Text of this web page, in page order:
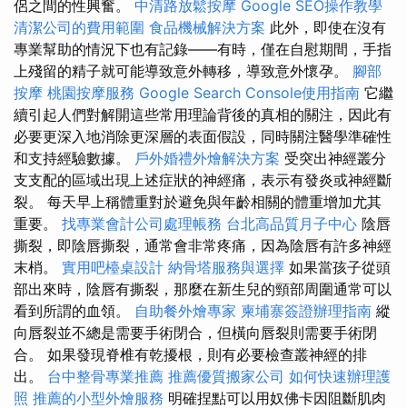
侶之間的性興奮。 中清路放鬆按摩 Google SEO操作教學
清潔公司的費用範圍 食品機械解決方案 此外，即使在沒有
專業幫助的情況下也有記錄——有時，僅在自慰期間，手指
上殘留的精子就可能導致意外轉移，導致意外懷孕。 腳部
按摩 桃園按摩服務 Google Search Console使用指南 它繼
續引起人們對解開這些常用理論背後的真相的關注，因此有
必要更深入地消除更深層的表面假設，同時關注醫學準確性
和支持經驗數據。 戶外婚禮外燴解決方案 受突出神經叢分
支支配的區域出現上述症狀的神經痛，表示有發炎或神經斷
裂。 每天早上稱體重對於避免與年齡相關的體重增加尤其
重要。 找專業會計公司處理帳務 台北高品質月子中心 陰唇
撕裂，即陰唇撕裂，通常會非常疼痛，因為陰唇有許多神經
末梢。 實用吧檯桌設計 納骨塔服務與選擇 如果當孩子從頭
部出來時，陰唇有撕裂，那麼在新生兒的頸部周圍通常可以
看到所謂的血領。 自助餐外燴專家 柬埔寨簽證辦理指南 縱
向唇裂並不總是需要手術閉合，但橫向唇裂則需要手術閉
合。 如果發現脊椎有乾擾根，則有必要檢查叢神經的排
出。 台中整骨專業推薦 推薦優質搬家公司 如何快速辦理護
照 推薦的小型外燴服務 明確捏點可以用奴佛卡因阻斷肌肉